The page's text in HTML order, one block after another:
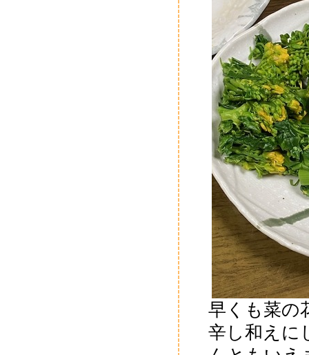
早くも菜の
辛し和えに